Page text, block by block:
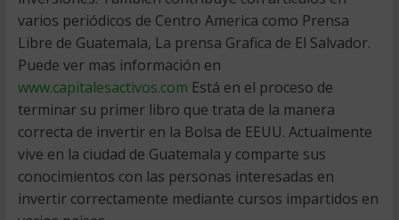
varios periódicos de Centro America como Prensa
Libre de Guatemala, La prensa Grafica de El Salvador.
Puede ver mas información en
www.capitalesactivos.com Está en el proceso de
terminar su primer libro que trata de la manera
correcta de invertir en la Bolsa de EEUU. Actualmente
vive en la ciudad de Guatemala y comparte sus
conocimientos con las personas interesadas en
invertir correctamente mediante cursos impartidos en